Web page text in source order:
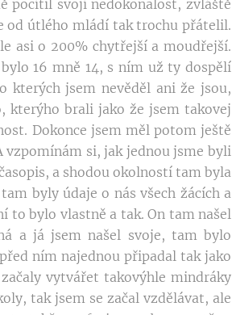
pocítil svojí nedokonalost, zvláště
od útlého mládí tak trochu přátelil.
asi o 200% chytřejší a moudřejší.
16 mně 14, s ním už ty dospělí
kterých jsem nevěděl ani že jsou,
kterýho brali jako že jsem takovej
Dokonce jsem měl potom ještě
vzpomínám si, jak jednou jsme byli
a shodou okolností tam byla
byly údaje o nás všech žácích a
to bylo vlastně a tak. On tam našel
a já jsem našel svoje, tam bylo
ním najednou připadal tak jako
vytvářet takovýhle mindráky
tak jsem se začal vzdělávat, ale